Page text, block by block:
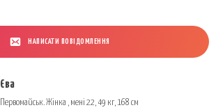
НАПИСАТИ ПОВІДОМЛЕННЯ
Єва
Первомайськ. Жінка , мені 22, 49 кг, 168 см